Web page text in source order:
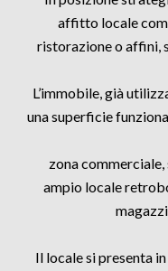
affitto locale
ristorazione o affini,
L’immobile, già
una superficie
zona
ampio locale
Il locale si presenta